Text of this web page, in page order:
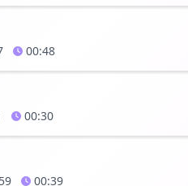
00:48
00:30
59 00:39